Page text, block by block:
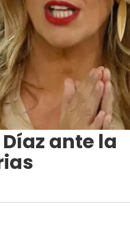
ante la